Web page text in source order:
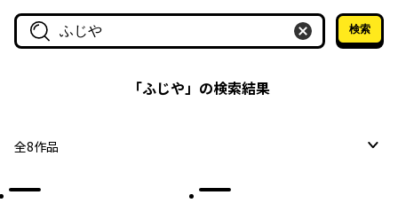
作品名・作家名で探す
検索
「ふじや」の検索結果
全8作品